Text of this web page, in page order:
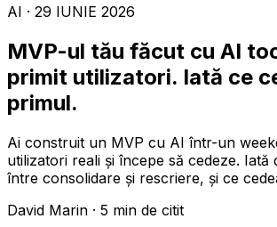
AI · 29 IUNIE 2026
MVP-ul tău făcut cu AI
primit utilizatori. Iată ce
primul.
Ai construit un MVP cu AI într-un
utilizatori reali și începe să cedeze. Iată
între consolidare și rescriere, și ce
David Marin · 5 min de citit